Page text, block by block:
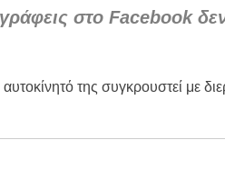
Παραλία Διονυσίου
στο Facebook δεν
αυτοκίνητό της συγκρουστεί με